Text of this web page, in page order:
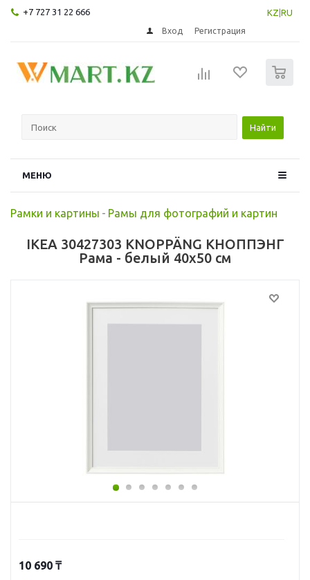
+7 727 31 22 666 KZ RU
Вход Регистрация
Найти
МЕНЮ
Рамки и картины - Рамы для фотографий и картин
IKEA 30427303 KNOPPÄNG КНОППЭНГ
Рама - белый 40x50 см
10 690 ₸